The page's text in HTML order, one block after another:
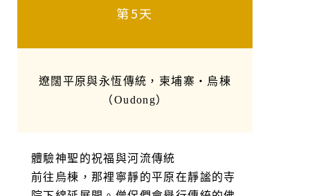
第5天
遼闊平原與永恆傳統，柬埔寨・烏棟
（Oudong）
體驗神聖的祝福與河流傳統
前往烏棟，那裡寧靜的平原在靜謐的寺